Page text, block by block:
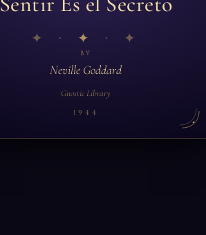
✦
BY
Neville Goddard
Gnostic Library
1944